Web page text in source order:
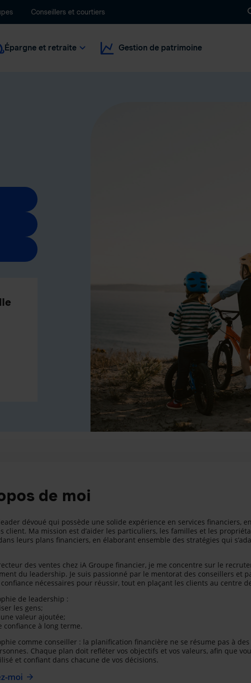
Conseillers et courtiers
Épargne et retraite Gestion de patrimoine
de moi
dévoué qui possède une solide expérience en services financiers,
client. Ma mission est d’aider les particuliers, les familles et les
leurs plans financiers, en élaborant ensemble des stratégies qui
des ventes chez iA Groupe financier, je me concentre sur le
du leadership. Je suis passionné par le mentorat des conseillers et
nécessaires pour réussir, tout en plaçant les clients au centre
de leadership :
les gens;
valeur ajoutée;
confiance à long terme.
comme conseiller : la planification financière ne se résume pas à
Chaque plan doit refléter vos objectifs et vos valeurs, afin que
et confiant dans chacune de vos décisions.
moi